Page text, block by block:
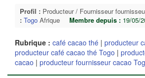
Profil : Producteur / Fournisseur
: Togo Afrique Membre depuis : 19/05/
Rubrique : café cacao thé | producteur
producteur café cacao thé Togo |
cacao | producteur fournisseur cacao